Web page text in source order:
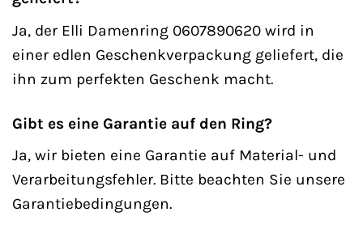
Ja, der Elli Damenring 0607890620 wird in
einer edlen Geschenkverpackung geliefert, die
ihn zum perfekten Geschenk macht.
Gibt es eine Garantie auf den Ring?
Ja, wir bieten eine Garantie auf Material- und
Verarbeitungsfehler. Bitte beachten Sie unsere
Garantiebedingungen.